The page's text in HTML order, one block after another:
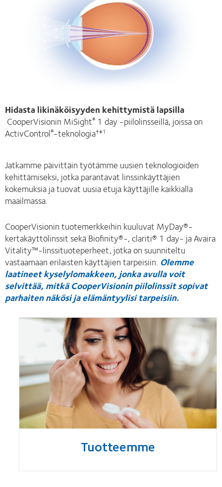
Hidasta likinäköisyyden kehittymistä lapsilla
CooperVisionin MiSight® 1 day -piilolinsseillä, joissa on
ActivControl®-teknologia†‡1
Jatkamme päivittäin työtämme uusien teknologioiden
kehittämiseksi, jotka parantavat linssinkäyttäjien
kokemuksia ja tuovat uusia etuja käyttäjille kaikkialla
maailmassa.
CooperVisionin tuotemerkkeihin kuuluvat MyDay®-
kertakäyttölinssit sekä Biofinity®-, clariti® 1 day- ja Avaira
Vitality™-linssituoteperheet, jotka on suunniteltu
vastaamaan erilaisten käyttäjien tarpeisiin. Olemme
laatineet kyselylomakkeen, jonka avulla voit
selvittää, mitkä CooperVisionin piilolinssit sopivat
parhaiten näkösi ja elämäntyylisi tarpeisiin.
Tuotteemme